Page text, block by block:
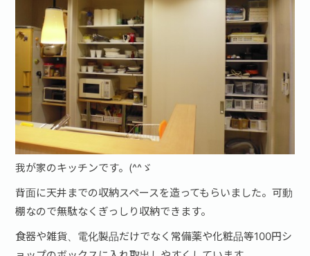
我が家のキッチンです。(^^ゞ
背面に天井までの収納スペースを造ってもらいました。可動
棚なので無駄なくぎっしり収納できます。
食器や雑貨、電化製品だけでなく常備薬や化粧品等100円シ